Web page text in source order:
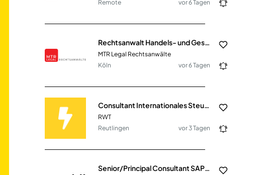
Remote
vor 6 Tagen
Rechtsanwalt Handels- und Gesellschaftsrecht of Counsel (m/w/d)
MTR Legal Rechtsanwälte
Köln
vor 6 Tagen
Consultant Internationales Steuerrecht (m/w/d)
RWT
Reutlingen
vor 3 Tagen
Senior/Principal Consultant SAP Security & Berechtigungen (m/w/d)